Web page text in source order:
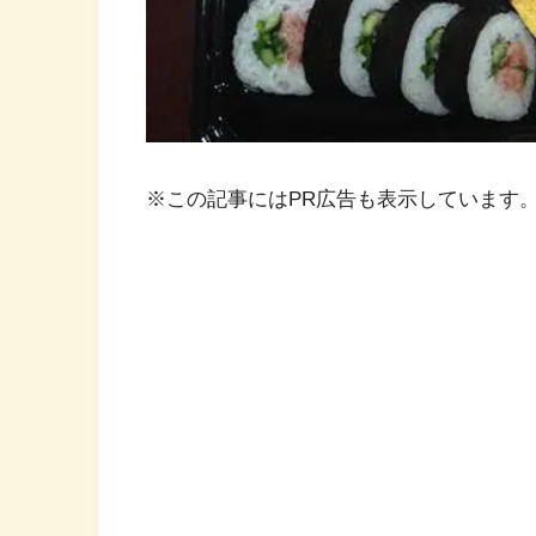
※この記事にはPR広告も表示しています